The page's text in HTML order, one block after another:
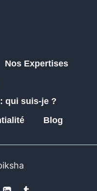
Nos Expertises
qui suis-je ?
Blog